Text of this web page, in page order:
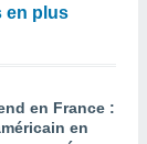
en plus
en France :
en